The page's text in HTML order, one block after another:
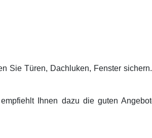
Sie Türen, Dachluken, Fenster sichern.
Ihnen dazu die guten